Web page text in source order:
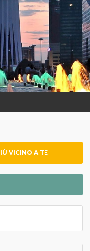
VICINO A TE